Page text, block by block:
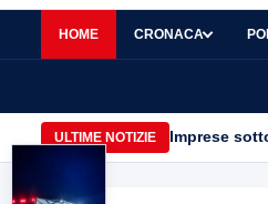
HOME CRONACA
ULTIME NOTIZIE Imprese